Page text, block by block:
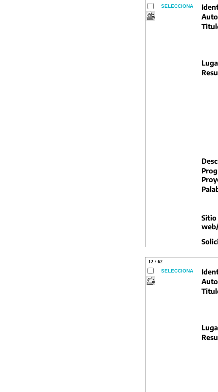
SELECCIONA
Sitio
12 / 62
SELECCIONA